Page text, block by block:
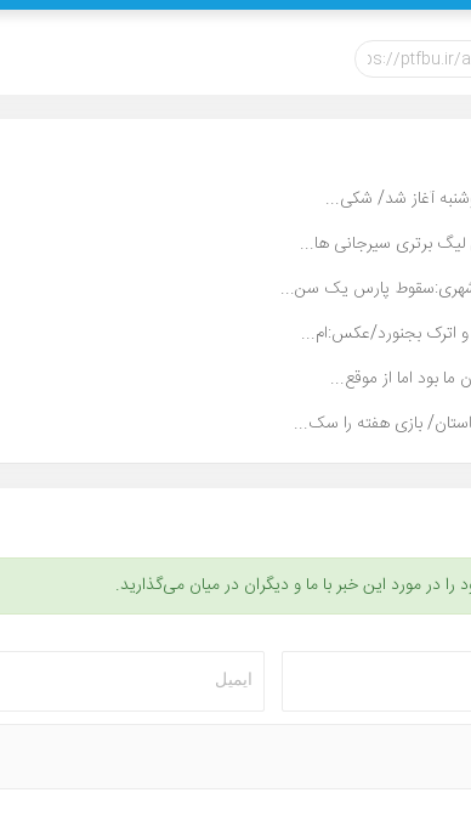
آغاز شد/ شکی...
برتری سیرجانی ها...
پارس یک سن...
و اترک بجنورد/عکس:ام...
بود اما از موقع...
بازی هفته را سک...
را در مورد این خبر با ما و دیگران در میان می‌گذارید.